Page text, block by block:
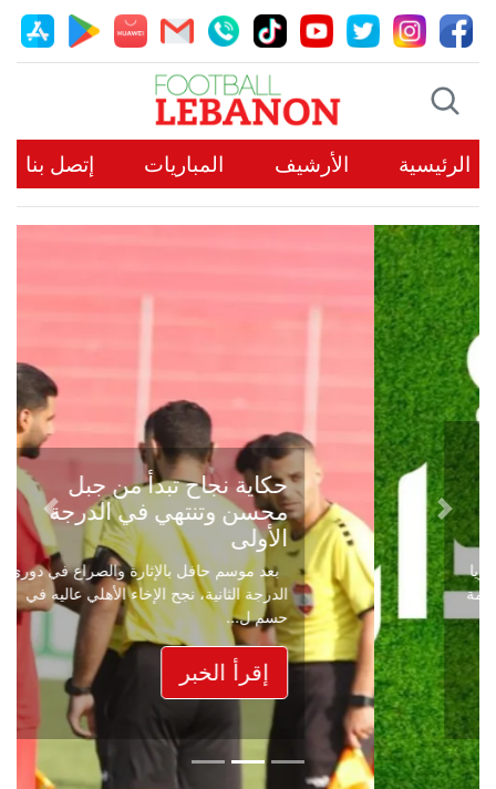
الرئيسية الأرشيف المباريات إتصل بنا
حكاية نجاح تبدأ من جبل
محسن وتنتهي في الدرجة
الأولى
بعد موسم حافل بالإثارة والصراع في دوري
الدرجة الثانية، نجح الإخاء الأهلي عاليه في
حسم ل...
إقرأ الخبر
Previous
Next